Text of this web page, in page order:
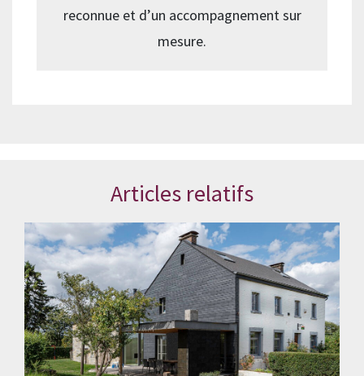
reconnue et d’un accompagnement sur
mesure.
Articles relatifs